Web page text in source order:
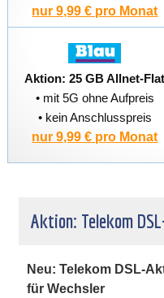
nur 9,99 € pro Monat
Aktion: 25 GB Allnet-Flat
• mit 5G ohne Aufpreis
• kein Anschlusspreis
nur 9,99 € pro Monat
Aktion: Telekom
Neu: Telekom DSL-
für Wechsler